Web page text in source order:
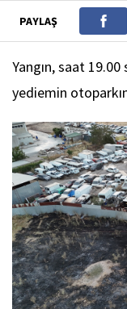
PAYLAŞ
Yangın, saat
yediemin